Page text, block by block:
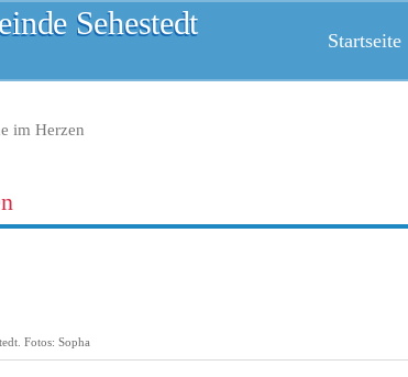
Sehestedt Startseite
im Herzen
Fotos: Sopha